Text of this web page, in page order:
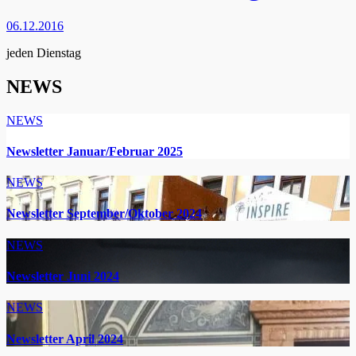
06.12.2016
jeden Dienstag
NEWS
NEWS
Newsletter Januar/Februar 2025
NEWS
Newsletter September/Oktober 2024
NEWS
Newsletter Juni 2024
NEWS
Newsletter April 2024